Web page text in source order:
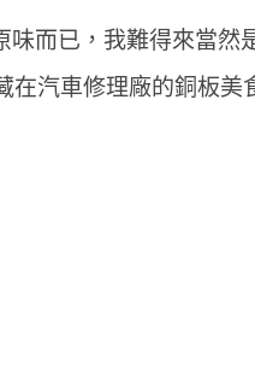
味而已，我難得來當然